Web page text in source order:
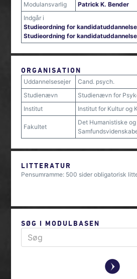
Modulansvarlig
Patrick K. Bender
Indgår i
Studieordning for
Studieordning for
ORGANISATION
Uddannelsesejer
Cand. psych.
Studienævn
Studienævn for
Institut
Institut for Kultur og
Fakultet
Det Humanistiske og
LITTERATUR
Pensumramme: 500 sider obligatorisk
SØG I MODULBASEN
y